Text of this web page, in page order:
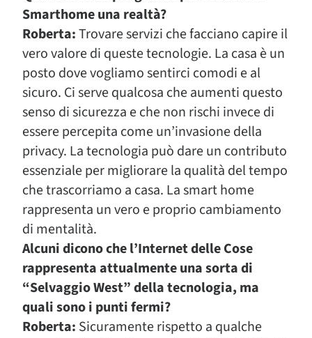
Smarthome una realtà?
Roberta:Trovare servizi che facciano capire il
vero valore di queste tecnologie. La casa è un
posto dove vogliamo sentirci comodi e al
sicuro. Ci serve qualcosa che aumenti questo
senso di sicurezza e che non rischi invece di
essere percepita come un’invasione della
privacy. La tecnologia può dare un contributo
essenziale per migliorare la qualità del tempo
che trascorriamo a casa. La smart home
rappresenta un vero e proprio cambiamento
di mentalità.
Alcuni dicono che l’Internet delle Cose
rappresenta attualmente una sorta di
“Selvaggio West” della tecnologia, ma
quali sono i punti fermi?
Roberta: Sicuramente rispetto a qualche